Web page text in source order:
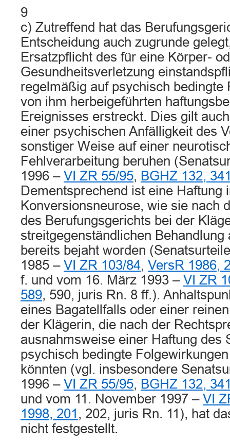
9
c) Zutreffend hat das
Entscheidung auch zugrunde
Ersatzpflicht des für eine Körper-
Gesundheitsverletzung
regelmäßig auf psychisch bedingte
von ihm herbeigeführten
Ereignisses erstreckt. Dies gilt
einer psychischen Anfälligkeit des
sonstiger Weise auf einer
Fehlverarbeitung beruhen
1996 – VI ZR 55/95, BGHZ 132,
Dementsprechend ist eine Haftung
Konversionsneurose, wie sie nach
des Berufungsgerichts bei der
streitgegenständlichen Behandlung
bereits bejaht worden
1985 – VI ZR 103/84, VersR 1986,
f. und vom 16. März 1993 – VI ZR
589, 590, juris Rn. 8 ff.).
eines Bagatellfalls oder einer
der Klägerin, die nach der
ausnahmsweise einer Haftung des
psychisch bedingte
könnten (vgl. insbesondere
1996 – VI ZR 55/95, BGHZ 132,
und vom 11. November 1997 – VI
1998, 201 , 202, juris Rn. 11), hat
nicht festgestellt.